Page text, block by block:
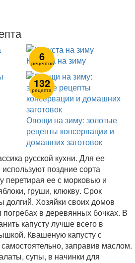
6
рецептов
Капуста на зиму
132
рецепта
Овощи на зиму: золотые
рецепты консервации и
домашних заготовок
русской кухни. Для ее
поздние сорта
перетирая ее с морковью и
груши, клюкву. Срок
долгий. Хозяйки своих домов
в деревянных бочках. В
капусту лучше всего в
Квашеную капусту с
заправив маслом.
супы, в начинки для